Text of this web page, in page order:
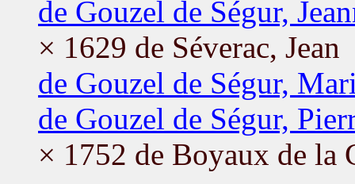
de Gouzel de Ségur,
× 1629 de Séverac, Jean
de Gouzel de Ségur,
de Gouzel de Ségur,
× 1752 de Boyaux de la